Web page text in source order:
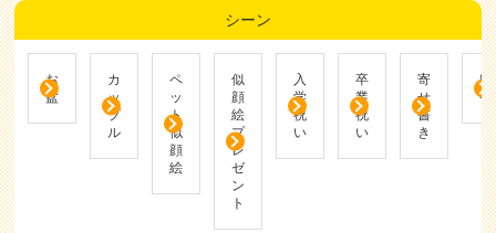
シーン
お
盆
カ
ッ
プ
ル
ペ
ッ
ト
似
顔
絵
似
顔
絵
プ
レ
ゼ
ン
ト
入
学
祝
い
卒
業
祝
い
寄
せ
書
き
帰
省